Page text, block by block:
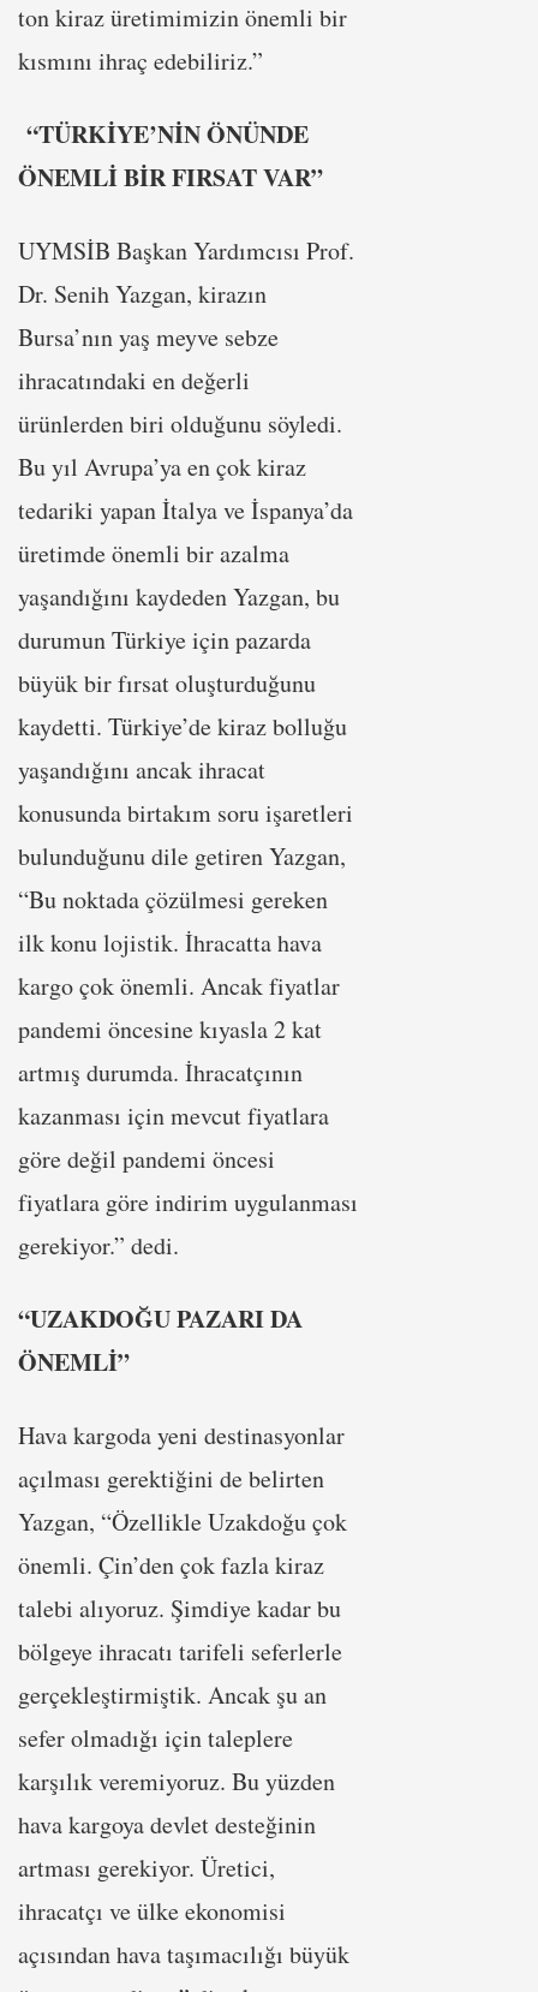
ton kiraz üretimimizin önemli bir
kısmını ihraç edebiliriz.”
“TÜRKİYE’NİN ÖNÜNDE
ÖNEMLİ BİR FIRSAT VAR”
UYMSİB Başkan Yardımcısı Prof.
Dr. Senih Yazgan, kirazın
Bursa’nın yaş meyve sebze
ihracatındaki en değerli
ürünlerden biri olduğunu söyledi.
Bu yıl Avrupa’ya en çok kiraz
tedariki yapan İtalya ve İspanya’da
üretimde önemli bir azalma
yaşandığını kaydeden Yazgan, bu
durumun Türkiye için pazarda
büyük bir fırsat oluşturduğunu
kaydetti. Türkiye’de kiraz bolluğu
yaşandığını ancak ihracat
konusunda birtakım soru işaretleri
bulunduğunu dile getiren Yazgan,
“Bu noktada çözülmesi gereken
ilk konu lojistik. İhracatta hava
kargo çok önemli. Ancak fiyatlar
pandemi öncesine kıyasla 2 kat
artmış durumda. İhracatçının
kazanması için mevcut fiyatlara
göre değil pandemi öncesi
fiyatlara göre indirim uygulanması
gerekiyor.” dedi.
“UZAKDOĞU PAZARI DA
ÖNEMLİ”
Hava kargoda yeni destinasyonlar
açılması gerektiğini de belirten
Yazgan, “Özellikle Uzakdoğu çok
önemli. Çin’den çok fazla kiraz
talebi alıyoruz. Şimdiye kadar bu
bölgeye ihracatı tarifeli seferlerle
gerçekleştirmiştik. Ancak şu an
sefer olmadığı için taleplere
karşılık veremiyoruz. Bu yüzden
hava kargoya devlet desteğinin
artması gerekiyor. Üretici,
ihracatçı ve ülke ekonomisi
açısından hava taşımacılığı büyük